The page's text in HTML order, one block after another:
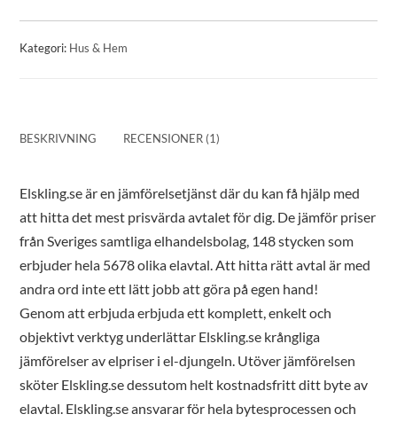
Kategori: Hus & Hem
BESKRIVNING RECENSIONER (1)
Elskling.se är en jämförelsetjänst där du kan få hjälp med
att hitta det mest prisvärda avtalet för dig. De jämför priser
från Sveriges samtliga elhandelsbolag, 148 stycken som
erbjuder hela 5678 olika elavtal. Att hitta rätt avtal är med
andra ord inte ett lätt jobb att göra på egen hand!
Genom att erbjuda erbjuda ett komplett, enkelt och
objektivt verktyg underlättar Elskling.se krångliga
jämförelser av elpriser i el-djungeln. Utöver jämförelsen
sköter Elskling.se dessutom helt kostnadsfritt ditt byte av
elavtal. Elskling.se ansvarar för hela bytesprocessen och